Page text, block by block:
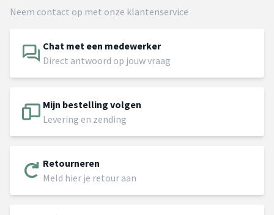
Neem contact op met onze klantenservice
Chat met een medewerker
Direct antwoord op jouw vraag
Mijn bestelling volgen
Levering en zending
Retourneren
Meld hier je retour aan